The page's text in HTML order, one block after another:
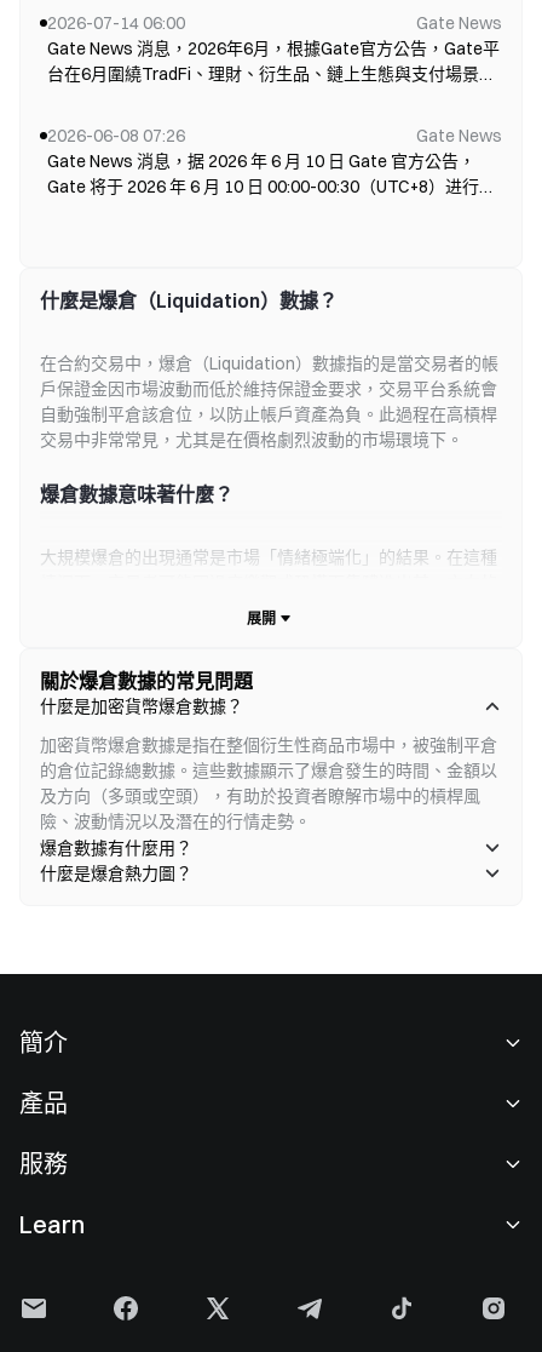
產價格走勢即可完成交易。使用者可判斷 BTC、ETH 等資產
在 5 分鐘、15 分鐘、1 小時、4 小時等時間週期內的價格走
勢，選擇看漲或看跌，最低交易額僅為 5 USDT。 每份合約的
價格範圍為 0.01 至 0.99 USDT。判斷正確時，事件結束後，
錯誤時，對應合約的價值將歸零。事件合約不設槓桿、強制
平倉或追加保證金機制，最大虧損僅為買入合約時支付的金...
2026-07-14 06:00
Gate News
Gate News 消息，2026年6月，根據Gate官方公告，Gate平
台在6月圍繞TradFi、理財、衍生品、鏈上生態與支付場景持
月交易額接近200億美元，CFD跟單交易規模快速提升，機構
業務現貨交易量月環比增長49.39%。 在股票交易方面，Gate
正式推出真實股票交易服務，已形成覆蓋美股、港股、韓股
三大核心市場的全球股票體系，首批交易標的支援超過
2026-06-08 07:26
Gate News
Gate News 消息，据 2026 年 6 月 10 日 Gate 官方公告，
Gate 将于 2026 年 6 月 10 日 00:00-00:30（UTC+8）进行
此次升級旨在優化用戶交易體驗。
什麼是爆倉（Liquidation）數據？
在合約交易中，爆倉（Liquidation）數據指的是當交易者的帳
戶保證金因市場波動而低於維持保證金要求，交易平台系統會
自動強制平倉該倉位，以防止帳戶資產為負。此過程在高槓桿
交易中非常常見，尤其是在價格劇烈波動的市場環境下。
爆倉數據意味著什麼？
大規模爆倉的出現通常是市場「情緒極端化」的結果。在這種
槓桿倉位。一旦行情反轉，就會引發連鎖清算，導致價格進一
空單爆倉的情況下，可能預示著短期反彈或「逼空」行情的發
生。
什麼是爆倉熱力圖？可以如何使用在交易中
在波動劇烈的加密市場中，瞭解「爆倉熱力圖（liquidation
heatmap）」能幫助您搶先分析多空失衡，掌握潛在的反轉時
機。這些視覺化工具揭示了交易者使用槓桿被強制平倉的區
爆倉熱力圖是一種透過色彩區域展示爆倉分佈與強度的視覺化
紅綠色區塊，呈現不同幣種在不同時段被清算的情況：- 紅色
區塊：空單被清算（價格上漲）- 綠色區塊：多單被清算（價
爆倉熱力圖能幫助您掌握市場中槓桿倉位集中、容易引發爆倉
的價格區間。這些位置往往是潛在的轉捩點或劇烈波動前的關
關於爆倉數據的常見問題
什麼是加密貨幣爆倉數據？
加密貨幣爆倉數據是指在整個衍生性商品市場中，被強制平倉
的倉位記錄總數據。這些數據顯示了爆倉發生的時間、金額以
及方向（多頭或空頭），有助於投資者瞭解市場中的槓桿風
險、波動情況以及潛在的行情走勢。
爆倉數據有什麼用？
什麼是爆倉熱力圖？
簡介
新聞中心
產品
現貨交易
理財中心
服務
Learn
Gate 快訊